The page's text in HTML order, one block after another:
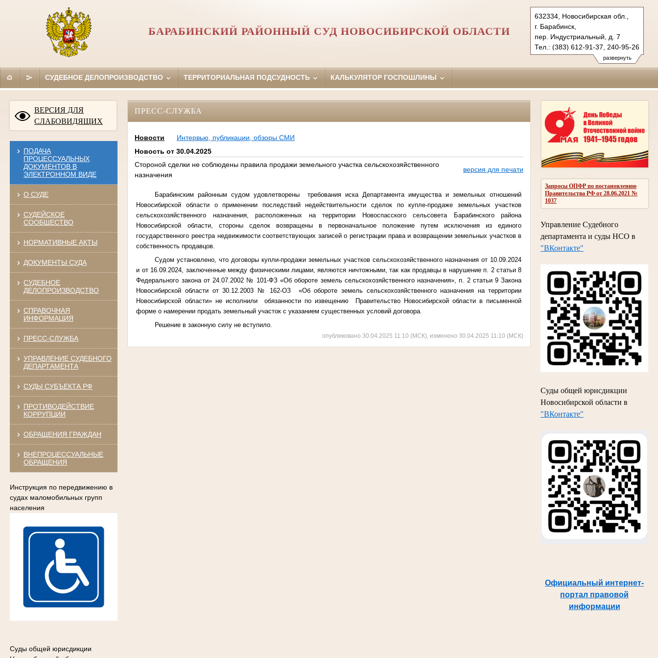
развернуть
632334, Новосибирская обл.,
г. Барабинск,
пер. Индустриальный, д. 7
Тел.: (383) 612-91-37, 240-95-26
barabinsky.nsk@sudrf.ru
БАРАБИНСКИЙ РАЙОННЫЙ СУД НОВОСИБИРСКОЙ ОБЛАСТИ
СУДЕБНОЕ ДЕЛОПРОИЗВОДСТВО ТЕРРИТОРИАЛЬНАЯ ПОДСУДНОСТЬ КАЛЬКУЛЯТОР ГОСПОШЛИНЫ
ВЕРСИЯ ДЛЯ
СЛАБОВИДЯЩИХ
ПОДАЧА
ПРОЦЕССУАЛЬНЫХ
ДОКУМЕНТОВ В
ЭЛЕКТРОННОМ ВИДЕ
О СУДЕ
СУДЕЙСКОЕ
СООБЩЕСТВО
НОРМАТИВНЫЕ АКТЫ
ДОКУМЕНТЫ СУДА
СУДЕБНОЕ
ДЕЛОПРОИЗВОДСТВО
СПРАВОЧНАЯ
ИНФОРМАЦИЯ
ПРЕСС-СЛУЖБА
УПРАВЛЕНИЕ СУДЕБНОГО
ДЕПАРТАМЕНТА
СУДЫ СУБЪЕКТА РФ
ПРОТИВОДЕЙСТВИЕ
КОРРУПЦИИ
ОБРАЩЕНИЯ ГРАЖДАН
ВНЕПРОЦЕССУАЛЬНЫЕ
ОБРАЩЕНИЯ
Инструкция по передвижению в
судах маломобильных групп
населения
Суды общей юрисдикции
Запросы ОПФР по постановлению
Правительства РФ от 28.06.2021 №
1037
Управление Судебного
департамента и суды НСО в
"ВКонтакте"
Суды общей юрисдикции
Новосибирской области в
"ВКонтакте"
Официальный интернет-
портал правовой
информации
ПРЕСС-СЛУЖБА
Новости
Интервью, публикации, обзоры СМИ
Новость от 30.04.2025
Стороной сделки не соблюдены правила продажи земельного участка сельскохозяйственного
назначения
версия для печати
Барабинским районным судом удовлетворены требования иска Департамента имущества и земельных отношений
Новосибирской области о применении последствий недействительности сделок по купле-продаже земельных участков
сельскохозяйственного назначения, расположенных на территории Новоспасского сельсовета Барабинского района
Новосибирской области, стороны сделок возвращены в первоначальное положение путем исключения из единого
государственного реестра недвижимости соответствующих записей о регистрации права и возвращении земельных участков в
собственность продавцов.
Судом установлено, что договоры купли-продажи земельных участков сельскохозяйственного назначения от 10.09.2024
и от 16.09.2024, заключенные между физическими лицами, являются ничтожными, так как продавцы в нарушение п. 2 статьи 8
Федерального закона от 24.07.2002 № 101-ФЗ «Об обороте земель сельскохозяйственного назначения», п. 2 статьи 9 Закона
Новосибирской области от 30.12.2003 № 162-ОЗ «Об обороте земель сельскохозяйственного назначения на территории
Новосибирской области» не исполнили
обязанности по извещению Правительство Новосибирской области в письменной
форме о намерении продать земельный участок с указанием существенных условий договора.
Решение в законную силу не вступило.
опубликовано 30.04.2025 11:10 (МСК), изменено 30.04.2025 11:10 (МСК)